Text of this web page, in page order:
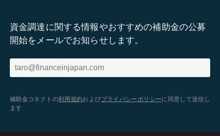
資金調達に関する情報やおすすめの補助金の公募
開始をメールでお知らせします。
補助金コネクトの利用規約およびプライバシーポリシーに同意して送信し
ます